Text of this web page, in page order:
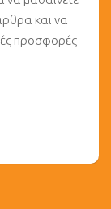
και να
προσφορές